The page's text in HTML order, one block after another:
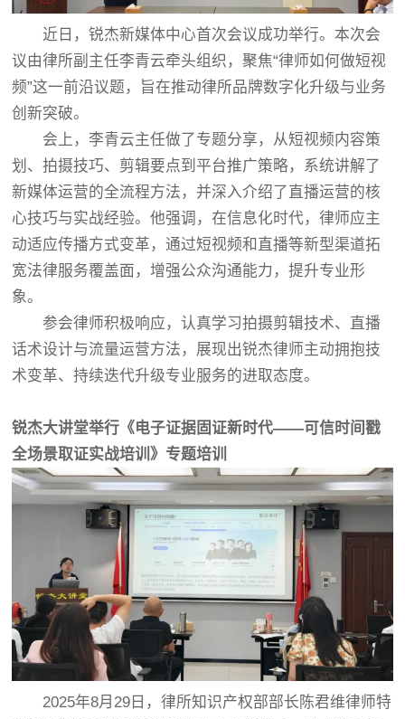
近日，锐杰新媒体中心首次会议成功举行。本次会
议由律所副主任李青云牵头组织，聚焦“律师如何做短视
频”这一前沿议题，旨在推动律所品牌数字化升级与业务
创新突破。
会上，李青云主任做了专题分享，从短视频内容策
划、拍摄技巧、剪辑要点到平台推广策略，系统讲解了
新媒体运营的全流程方法，并深入介绍了直播运营的核
心技巧与实战经验。他强调，在信息化时代，律师应主
动适应传播方式变革，通过短视频和直播等新型渠道拓
宽法律服务覆盖面，增强公众沟通能力，提升专业形
象。
参会律师积极响应，认真学习拍摄剪辑技术、直播
话术设计与流量运营方法，展现出锐杰律师主动拥抱技
术变革、持续迭代升级专业服务的进取态度。
锐杰大讲堂举行《电子证据固证新时代——可信时间戳
全场景取证实战培训》专题培训
2025年8月29日，律所知识产权部部长陈君维律师特